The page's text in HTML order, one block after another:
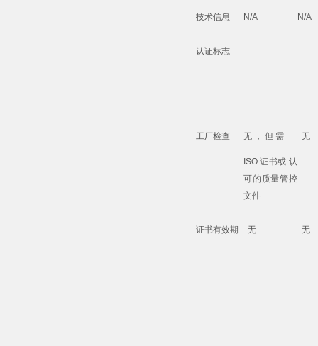
技术信息 N/A N/A
认证标志
工厂检查 无 ， 但 需
ISO 证书或 认
可的质量管控
文件
无
证书有效期 无 无